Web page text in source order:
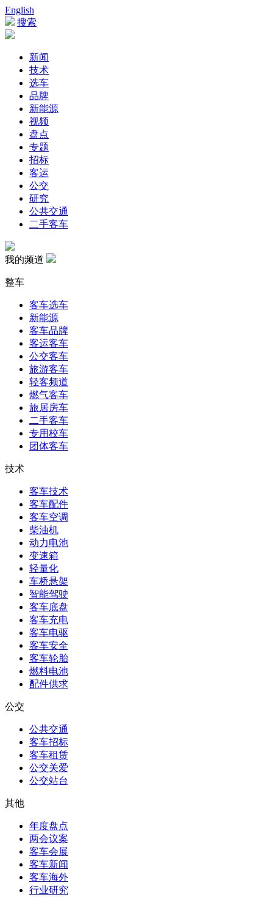
English
搜索
新闻
技术
选车
品牌
新能源
视频
盘点
专题
招标
客运
公交
研究
公共交通
二手客车
我的频道
整车
客车选车
新能源
客车品牌
客运客车
公交客车
旅游客车
轻客频道
燃气客车
旅居房车
二手客车
专用校车
团体客车
技术
客车技术
客车配件
客车空调
柴油机
动力电池
变速箱
轻量化
车桥悬架
智能驾驶
客车底盘
客车充电
客车电驱
客车安全
客车轮胎
燃料电池
配件供求
公交
公共交通
客车招标
客车租赁
公交关爱
公交站台
其他
年度盘点
两会议案
客车会展
客车新闻
客车海外
行业研究